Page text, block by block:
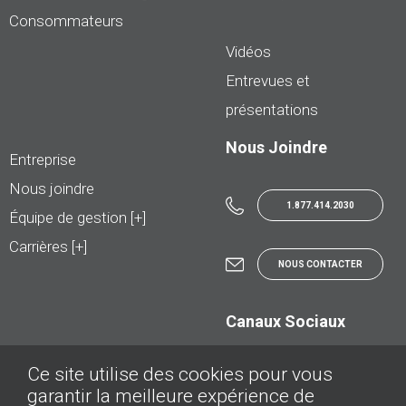
Consommateurs
Vidéos
Entrevues et
présentations
Entreprise
Nous joindre
Équipe de gestion [+]
Carrières [+]
Nous Joindre
1.877.414.2030
NOUS CONTACTER
Canaux Sociaux
Ce site utilise des cookies pour vous
garantir la meilleure expérience de